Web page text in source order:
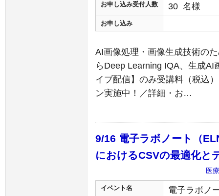
お申し込み受付人数 30 名様
お申し込み
AI画像処理・画像生成技術の
らDeep Learning IQA、生成
イブ配信】のみ受講料（税込
ン実施中！／詳細・お…
9/16 電子ラボノート（
におけるCSVの最適化と
医
イベント名
電子ラボノ